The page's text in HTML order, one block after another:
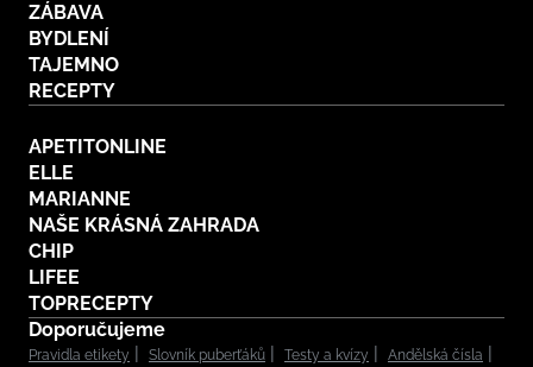
ZÁBAVA
BYDLENÍ
TAJEMNO
RECEPTY
APETITONLINE
ELLE
MARIANNE
NAŠE KRÁSNÁ ZAHRADA
CHIP
LIFEE
TOPRECEPTY
Doporučujeme
Pravidla etikety Slovník puberťáků Testy a kvízy
Andělská čísla